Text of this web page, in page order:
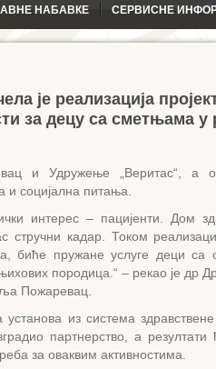
НАБАВКЕ СЕРВИСНЕ
је реализација
за децу са сметњама у
и Удружење „Веритас“, а
социјална питања.
интерес – пацијенти. Дом
стручни кадар. Током
биће пружане услуге деци са
породица.“ – рекао је др
Пожаревац.
из система
партнерство, а резултати
за оваквим активностима.